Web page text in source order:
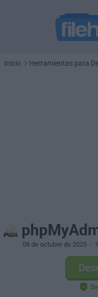
Inicio Herramientas para
08 de octubre de 2025 -